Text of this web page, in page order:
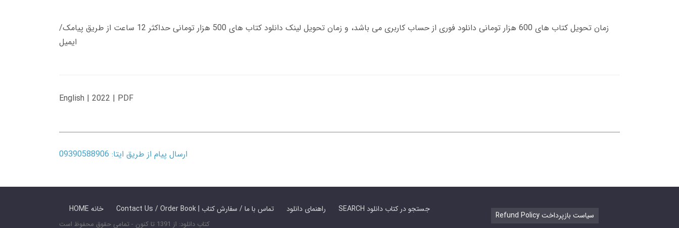
زمان تحویل کتاب های 600 هزار تومانی دانلود فوری از حساب کاربری می باشد، و زمان تحویل لینک دانلود کتاب های 500 هزار تومانی حداکثر 12 ساعت از طریق پیامک/
ایمیل
English | 2022 | PDF
ارسال پیام از طریق ایتا: 09390588906
HOME خانه Contact Us / Order Book | تماس با ما / سفارش کتاب راهنمای دانلود SEARCH جستجو در کتاب دانلود
کتاب دانلود: از 1391 تا کنون - تمامی حقوق محفوظ است
Refund Policy سیاست بازپرداخت